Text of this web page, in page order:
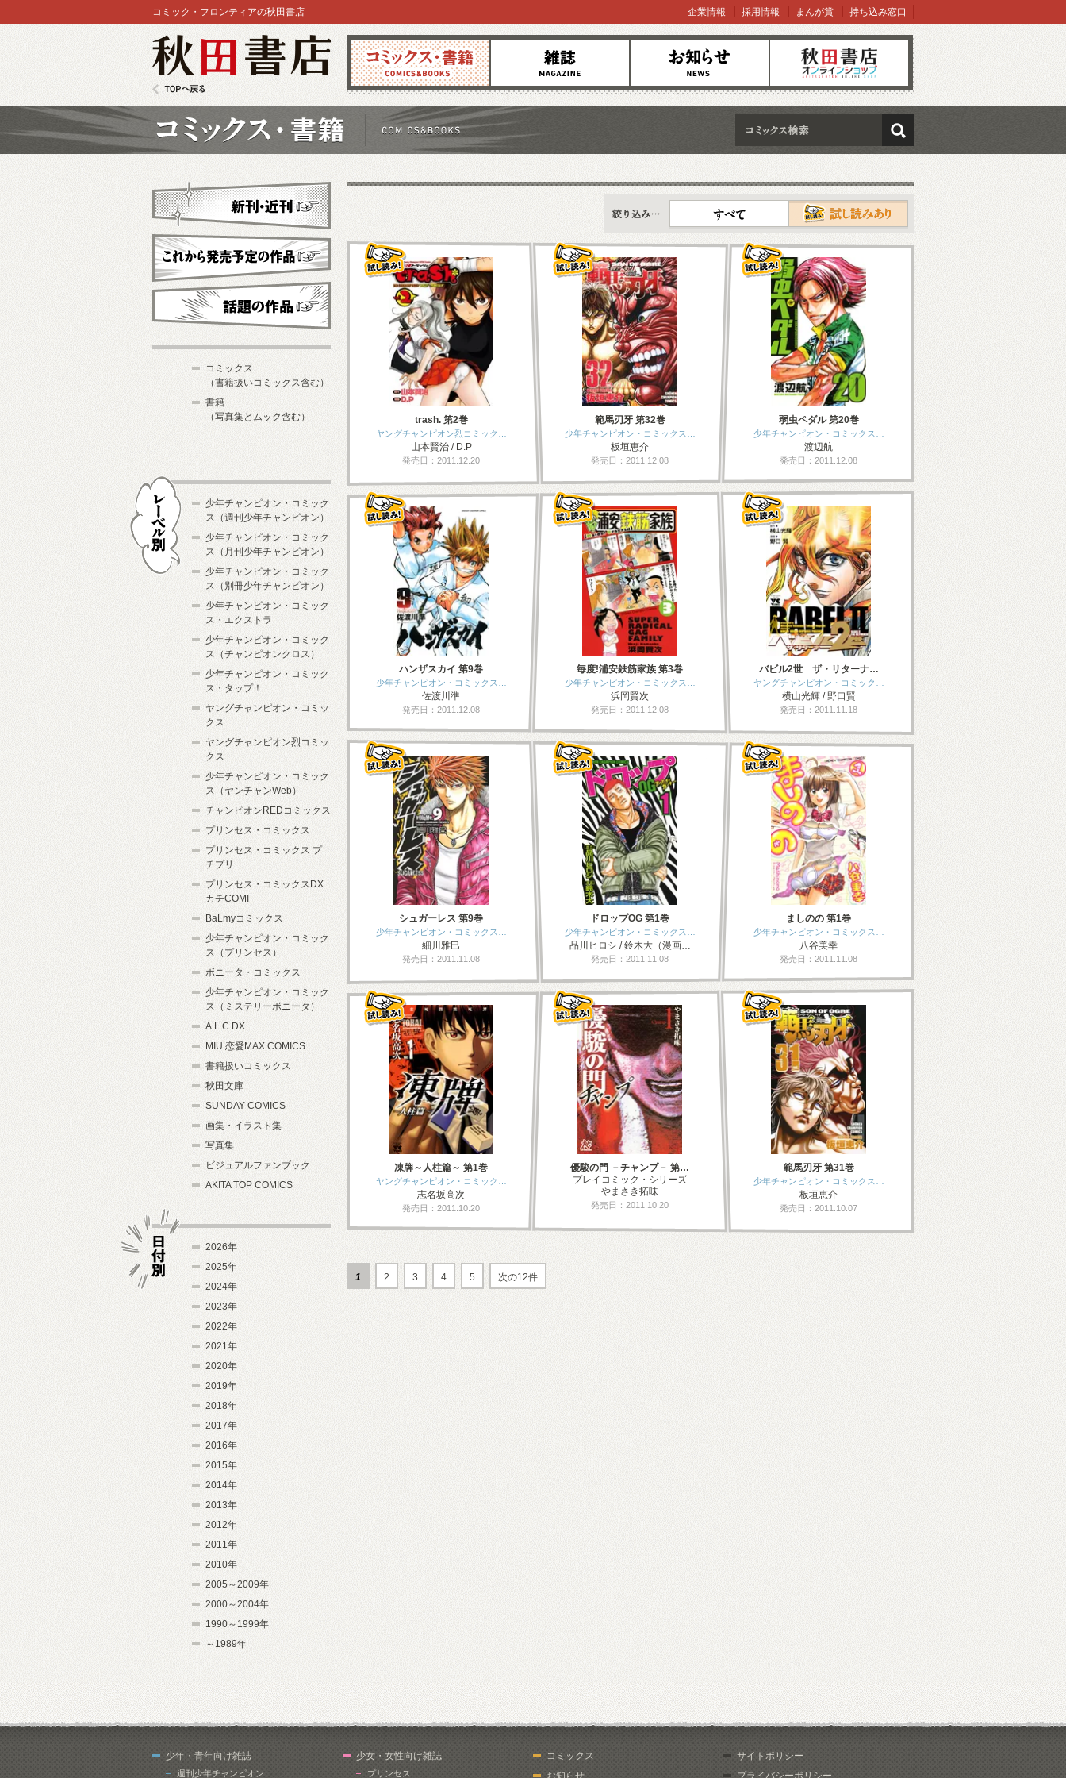
コミックス 雑誌 お知らせ オンラインショップ
コミック・フロンティアの秋田書店 企業情報 採用情報 まんが賞 持ち込み窓口
検索
新刊情報
すべて
trash. 第2巻
ヤングチャンピオン烈コミック…
山本賢治 / D.P
発売日：2011.12.20
範馬刃牙 第32巻
少年チャンピオン・コミックス…
板垣恵介
発売日：2011.12.08
弱虫ペダル 第20巻
少年チャンピオン・コミックス…
渡辺航
発売日：2011.12.08
ハンザスカイ 第9巻
少年チャンピオン・コミックス…
佐渡川準
発売日：2011.12.08
毎度!浦安鉄筋家族 第3巻
少年チャンピオン・コミックス…
浜岡賢次
発売日：2011.12.08
バビル2世 ザ・リターナ…
ヤングチャンピオン・コミック…
横山光輝 / 野口賢
発売日：2011.11.18
シュガーレス 第9巻
少年チャンピオン・コミックス…
細川雅巳
発売日：2011.11.08
ドロップOG 第1巻
少年チャンピオン・コミックス…
品川ヒロシ / 鈴木大（漫画…
発売日：2011.11.08
ましのの 第1巻
少年チャンピオン・コミックス…
八谷美幸
発売日：2011.11.08
凍牌～人柱篇～ 第1巻
ヤングチャンピオン・コミック…
志名坂高次
発売日：2011.10.20
優駿の門 －チャンプ－ 第…
プレイコミック・シリーズ
やまさき拓味
発売日：2011.10.20
範馬刃牙 第31巻
少年チャンピオン・コミックス…
板垣恵介
発売日：2011.10.07
1 2 3 4 5 次の12件
新刊・近刊
これから発売予定
コミックス
（書籍扱いコミックス含む）
書籍
（写真集とムック含む）
少年チャンピオン・コミック
ス（週刊少年チャンピオン）
少年チャンピオン・コミック
ス（月刊少年チャンピオン）
少年チャンピオン・コミック
ス（別冊少年チャンピオン）
少年チャンピオン・コミック
ス・エクストラ
少年チャンピオン・コミック
ス（チャンピオンクロス）
少年チャンピオン・コミック
ス・タップ！
ヤングチャンピオン・コミッ
クス
ヤングチャンピオン烈コミッ
クス
少年チャンピオン・コミック
ス（ヤンチャンWeb）
チャンピオンREDコミックス
プリンセス・コミックス
プリンセス・コミックス プ
チプリ
プリンセス・コミックスDX
カチCOMI
BaLmyコミックス
少年チャンピオン・コミック
ス（プリンセス）
ボニータ・コミックス
少年チャンピオン・コミック
ス（ミステリーボニータ）
A.L.C.DX
MIU 恋愛MAX COMICS
書籍扱いコミックス
秋田文庫
SUNDAY COMICS
画集・イラスト集
写真集
ビジュアルファンブック
AKITA TOP COMICS
2026年
2025年
2024年
2023年
2022年
2021年
2020年
2019年
2018年
2017年
2016年
2015年
2014年
2013年
2012年
2011年
2010年
2005～2009年
2000～2004年
1990～1999年
～1989年
少年・青年向け雑誌
週刊少年チャンピオン
少女・女性向け雑誌
プリンセス
コミックス
お知らせ
サイトポリシー
プライバシーポリシー